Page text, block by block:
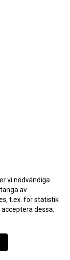
vi nödvändiga
av.
t.ex. för statistik
dessa.